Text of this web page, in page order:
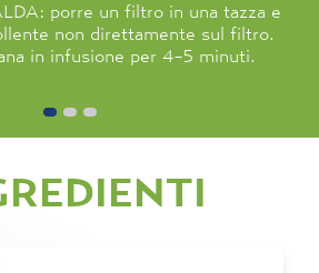
porre un filtro in una tazza e
non direttamente sul filtro.
in infusione per 4-5 minuti.